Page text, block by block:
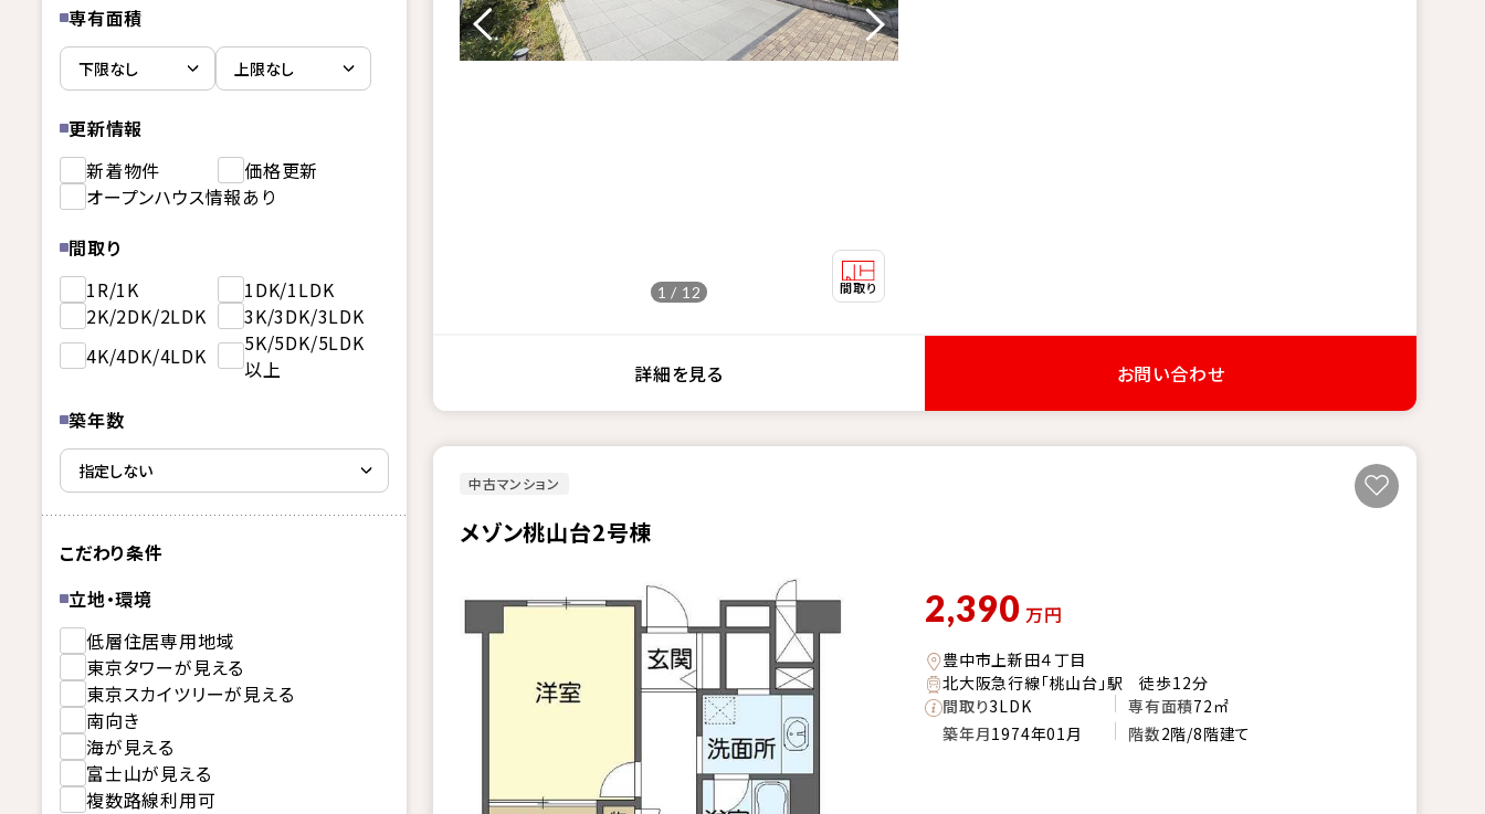
専有面積
更新情報
新着物件
価格更新
オープンハウス情報あり
間取り
1R/1K
1DK/1LDK
2K/2DK/2LDK
3K/3DK/3LDK
4K/4DK/4LDK
5K/5DK/5LDK
以上
築年数
こだわり条件
立地・環境
低層住居専用地域
東京タワーが見える
東京スカイツリーが見える
南向き
海が見える
富士山が見える
複数路線利用可
1 / 12
詳細を見る お問い合わせ
中古マンション
メゾン桃山台2号棟
2,390 万円
豊中市上新田４丁目
北大阪急行線「桃山台」駅 徒歩12分
間取り3LDK 専有面積72㎡
築年月1974年01月 階数2階/8階建て